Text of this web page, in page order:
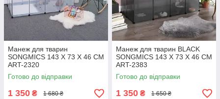
Манеж для тварин
SONGMICS 143 Х 73 Х 46 СМ
ART-2320
Готово до відправки
1 350 ₴ 1 680 ₴
Манеж для тварин BLACK
SONGMICS 143 X 73 X 46 CM
ART-2383
Готово до відправки
1 350 ₴ 1 650 ₴